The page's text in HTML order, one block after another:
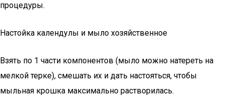
процедуры.
Настойка календулы и мыло хозяйственное
Взять по 1 части компонентов (мыло можно натереть на
мелкой терке), смешать их и дать настояться, чтобы
мыльная крошка максимально растворилась.